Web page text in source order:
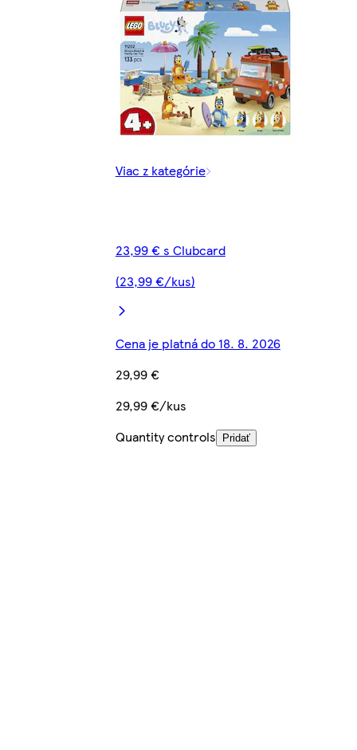
Viac z kategórie
23,99 € s Clubcard
(23,99 €/kus)
Cena je platná do 18. 8. 2026
29,99 €
29,99 €/kus
Quantity controls
Pridať